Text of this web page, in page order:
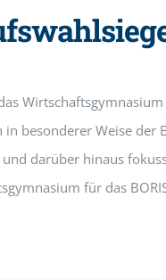
in besonderer Weise
darüber hinaus
für das